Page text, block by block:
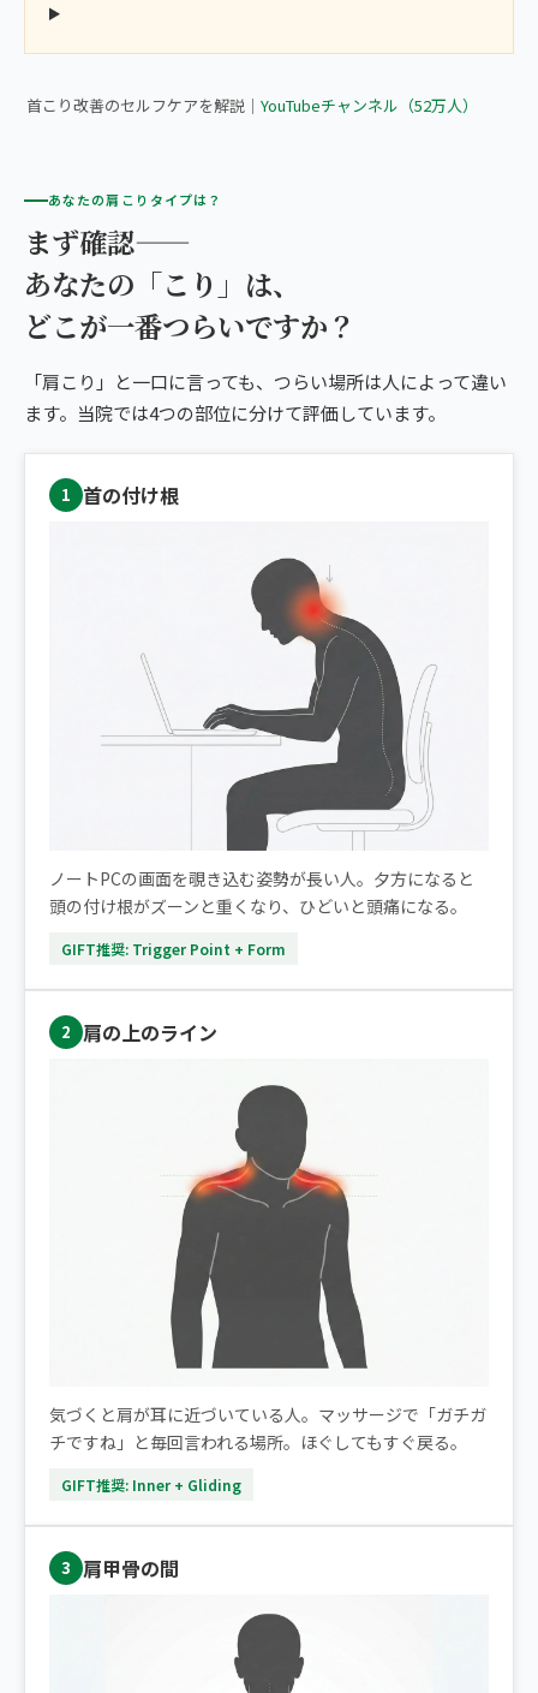
ます。
首こり改善のセルフケアを解説｜ YouTubeチャンネル（52万人）
あなたの肩こりタイプは？
まず確認——
あなたの「こり」は、
どこが一番つらいですか？
「肩こり」と一口に言っても、つらい場所は人によって違い
ます。当院では4つの部位に分けて評価しています。
1 首の付け根
ノートPCの画面を覗き込む姿勢が長い人。夕方になると
頭の付け根がズーンと重くなり、ひどいと頭痛になる。
GIFT推奨: Trigger Point + Form
2 肩の上のライン
気づくと肩が耳に近づいている人。マッサージで「ガチガ
チですね」と毎回言われる場所。ほぐしてもすぐ戻る。
GIFT推奨: Inner + Gliding
3 肩甲骨の間